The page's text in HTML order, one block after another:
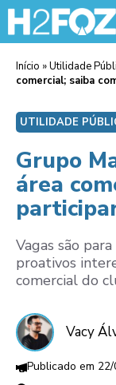
Início »Utilidade
comercial; saiba
UTILIDADE
Grupo
área
Vagas são
proativos
comercial do
Vacy